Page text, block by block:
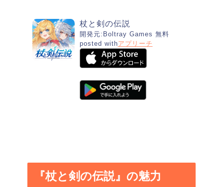
杖と剣の伝説
開発元: Boltray Games 無料
posted withアプリーチ
『杖と剣の伝説』の魅力